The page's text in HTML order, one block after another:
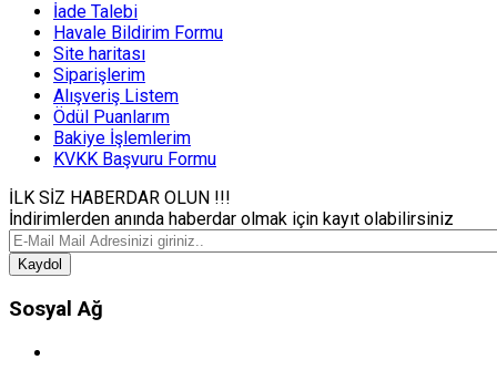
İade Talebi
Havale Bildirim Formu
Site haritası
Siparişlerim
Alışveriş Listem
Ödül Puanlarım
Bakiye İşlemlerim
KVKK Başvuru Formu
İLK SİZ HABERDAR OLUN !!!
İndirimlerden anında haberdar olmak için kayıt olabilirsiniz
Kaydol
Sosyal Ağ